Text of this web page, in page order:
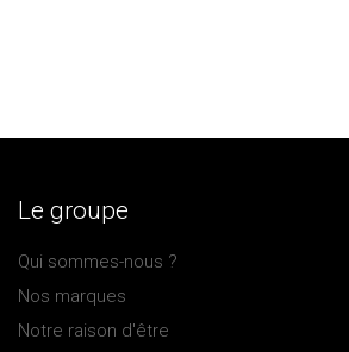
Le groupe
Qui sommes-nous ?
Nos marques
Notre raison ​d'être